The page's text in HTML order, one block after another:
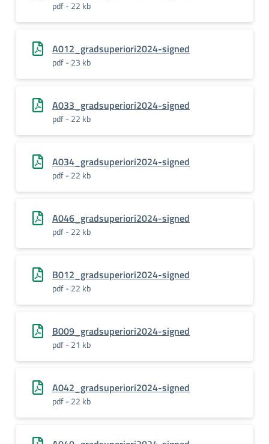
pdf - 22 kb
A012_gradsuperiori2024-signed
pdf - 23 kb
A033_gradsuperiori2024-signed
pdf - 22 kb
A034_gradsuperiori2024-signed
pdf - 22 kb
A046_gradsuperiori2024-signed
pdf - 22 kb
B012_gradsuperiori2024-signed
pdf - 22 kb
B009_gradsuperiori2024-signed
pdf - 21 kb
A042_gradsuperiori2024-signed
pdf - 22 kb